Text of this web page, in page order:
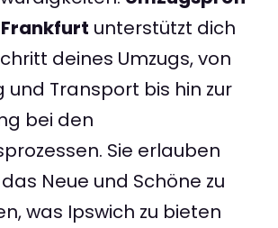
unterstützt dich
deines Umzugs, von
und Transport bis hin zur
bei den
Sie erlauben
Neue und Schöne zu
was Ipswich zu bieten